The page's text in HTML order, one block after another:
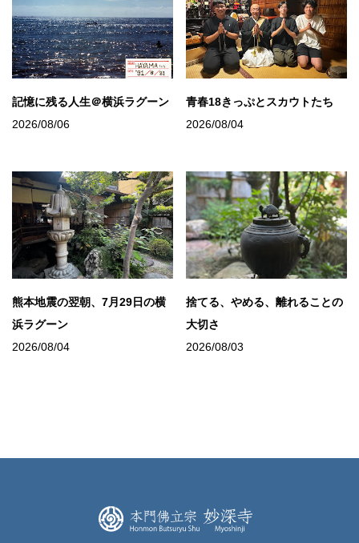
記憶に残る人生＠横浜ラグーン
2026/08/06
青春18きっぷとスカウトたち
2026/08/04
熊本地震の翌朝、7月29日の横
浜ラグーン
2026/08/04
捨てる、やめる、離れることの
大切さ
2026/08/03